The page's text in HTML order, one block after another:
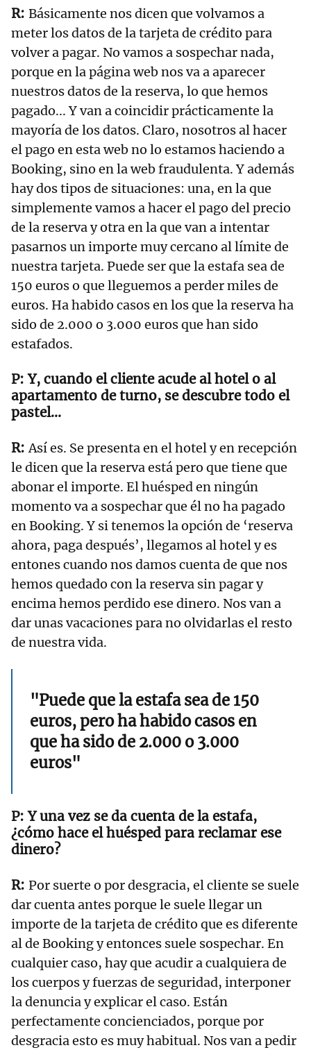
Básicamente nos dicen que volvamos a
meter los datos de la tarjeta de crédito para
volver a pagar. No vamos a sospechar nada,
porque en la página web nos va a aparecer
nuestros datos de la reserva, lo que hemos
pagado... Y van a coincidir prácticamente la
mayoría de los datos. Claro, nosotros al hacer
el pago en esta web no lo estamos haciendo a
Booking, sino en la web fraudulenta. Y además
hay dos tipos de situaciones: una, en la que
simplemente vamos a hacer el pago del precio
de la reserva y otra en la que van a intentar
pasarnos un importe muy cercano al límite de
nuestra tarjeta. Puede ser que la estafa sea de
150 euros o que lleguemos a perder miles de
euros. Ha habido casos en los que la reserva ha
sido de 2.000 o 3.000 euros que han sido
estafados.
Y, cuando el cliente acude al hotel o al
apartamento de turno, se descubre todo el
pastel...
Así es. Se presenta en el hotel y en recepción
le dicen que la reserva está pero que tiene que
abonar el importe. El huésped en ningún
momento va a sospechar que él no ha pagado
en Booking. Y si tenemos la opción de ‘reserva
ahora, paga después’, llegamos al hotel y es
entones cuando nos damos cuenta de que nos
hemos quedado con la reserva sin pagar y
encima hemos perdido ese dinero. Nos van a
dar unas vacaciones para no olvidarlas el resto
de nuestra vida.
"Puede que la estafa sea de 150
euros, pero ha habido casos en
que ha sido de 2.000 o 3.000
euros"
Y una vez se da cuenta de la estafa,
¿cómo hace el huésped para reclamar ese
dinero?
Por suerte o por desgracia, el cliente se suele
dar cuenta antes porque le suele llegar un
importe de la tarjeta de crédito que es diferente
al de Booking y entonces suele sospechar. En
cualquier caso, hay que acudir a cualquiera de
los cuerpos y fuerzas de seguridad, interponer
la denuncia y explicar el caso. Están
perfectamente concienciados, porque por
desgracia esto es muy habitual. Nos van a pedir